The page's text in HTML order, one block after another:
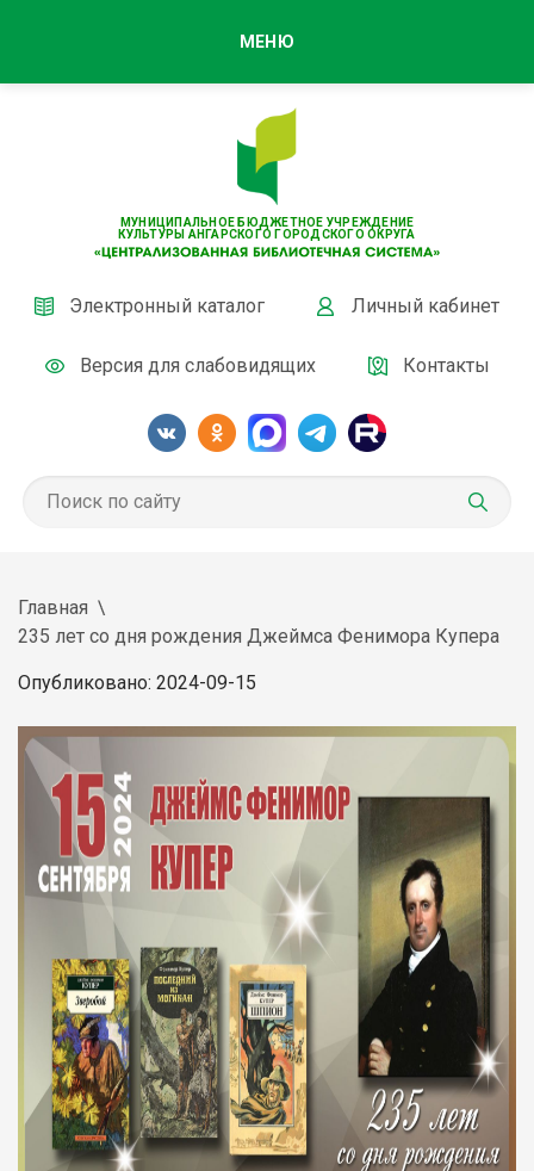
МУНИЦИПАЛЬНОЕ БЮДЖЕТНОЕ УЧРЕЖДЕНИЕ
КУЛЬТУРЫ АНГАРСКОГО ГОРОДСКОГО ОКРУГА
Электронный каталог Личный кабинет
Версия для слабовидящих Контакты
МЕНЮ
Главная
235 лет со дня рождения Джеймса Фенимора Купера
Опубликовано: 2024-09-15